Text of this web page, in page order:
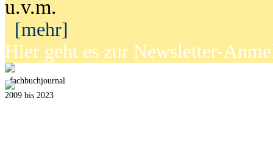
u.v.m.
[mehr]
Hier geht es zur Newsletter-
fachbuchjournal
2009 bis 2023